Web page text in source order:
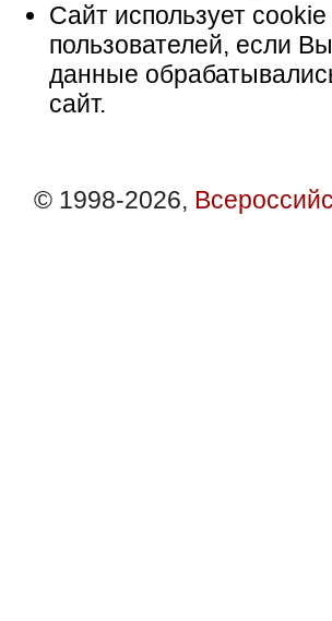
Сайт использует
пользователей, если
данные
сайт.
© 1998-2026,